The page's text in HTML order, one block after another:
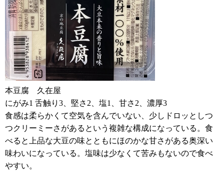
本豆腐 久在屋
にがみ1 舌触り3、堅さ2、塩1、甘さ2、濃厚3
食感は柔らかくて空気を含んでいない、少しドロッとしつ
つクリーミーさがあるという複雑な構成になっている。食
べると上品な大豆の味とともにほのかな甘さがある奥深い
味わいになっている。塩味は少なくて苦みもないので食べ
やすい。